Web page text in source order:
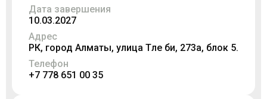
Дата завершения
10.03.2027
Адрес
РК, город Алматы, улица Төле би, 273а, блок 5.
Телефон
+7 778 651 00 35